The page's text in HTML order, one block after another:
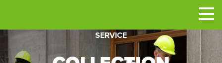
SERVICE